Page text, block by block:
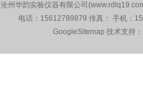
沧州华韵实验仪器有限公司
电话：15612789879 传真： 手机：
GoogleSitemap 技术支持